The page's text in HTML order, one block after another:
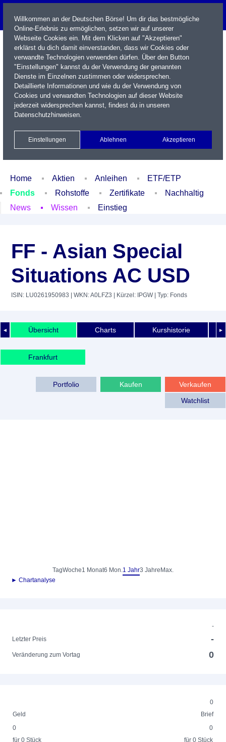
Name / WKN / ISIN / Kürzel
Xetra Realtime
Watchlist Portfolio Login
Home Aktien Anleihen
ETF/ETP
Fonds
Rohstoffe Zertifikate
Nachhaltig
News
Wissen Einstieg
FF - Asian Special
Situations AC USD
ISIN: LU0261950983 | WKN: A0LFZ3 | Kürzel: IPGW| Typ: Fonds
◄ ►
Übersicht Charts Kurshistorie
Frankfurt
Verkaufen
Kaufen
Portfolio
Watchlist
TagWoche1 Monat6 Mon.1 Jahr3 Jahre Max.
► Chartanalyse
-
Letzter Preis
-
Veränderung zum Vortag 0
0
Geld
Brief
0
für 0 Stück
0
für 0 Stück
Willkommen an der Deutschen Börse! Um dir das bestmögliche
Online-Erlebnis zu ermöglichen, setzen wir auf unserer
Webseite Cookies ein. Mit dem Klicken auf "Akzeptieren"
erklärst du dich damit einverstanden, dass wir Cookies oder
verwandte Technologien verwenden dürfen. Über den Button
"Einstellungen" kannst du der Verwendung der genannten
Dienste im Einzelnen zustimmen oder widersprechen.
Detaillierte Informationen und wie du der Verwendung von
Cookies und verwandten Technologien auf dieser Website
jederzeit widersprechen kannst, findest du in unseren
Datenschutzhinweisen.
Einstellungen Ablehnen Akzeptieren